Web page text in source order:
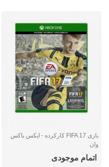
بازی FIFA 17 کارکرده - ایکس باکس
وان
اتمام موجودی